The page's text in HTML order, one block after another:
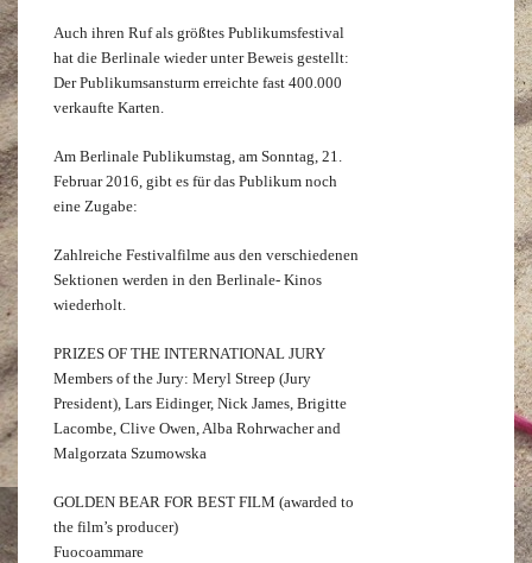
Auch ihren Ruf als größtes Publikumsfestival
hat die Berlinale wieder unter Beweis gestellt:
Der Publikumsansturm erreichte fast 400.000
verkaufte Karten.
Am Berlinale Publikumstag, am Sonntag, 21.
Februar 2016, gibt es für das Publikum noch
eine Zugabe:
Zahlreiche Festivalfilme aus den verschiedenen
Sektionen werden in den Berlinale- Kinos
wiederholt.
PRIZES OF THE INTERNATIONAL JURY
Members of the Jury: Meryl Streep (Jury
President), Lars Eidinger, Nick James, Brigitte
Lacombe, Clive Owen, Alba Rohrwacher and
Malgorzata Szumowska
GOLDEN BEAR FOR BEST FILM (awarded to
the film’s producer)
Fuocoammare